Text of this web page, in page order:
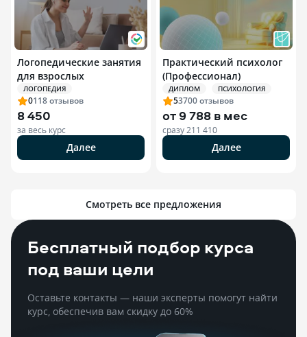
Логопедические занятия
для взрослых
ЛОГОПЕДИЯ
0118отзывов
8 450
за весь курс
Далее
Практический психолог
(Профессионал)
ДИПЛОМ ПСИХОЛОГИЯ
53700отзывов
от9 788 в мес
сразу 211 410
Далее
Смотреть все предложения
Бесплатный подбор курса
под ваши цели
Оставьте контакты — наши эксперты помогут найти
курс, обеспечив вам скидку до 60%